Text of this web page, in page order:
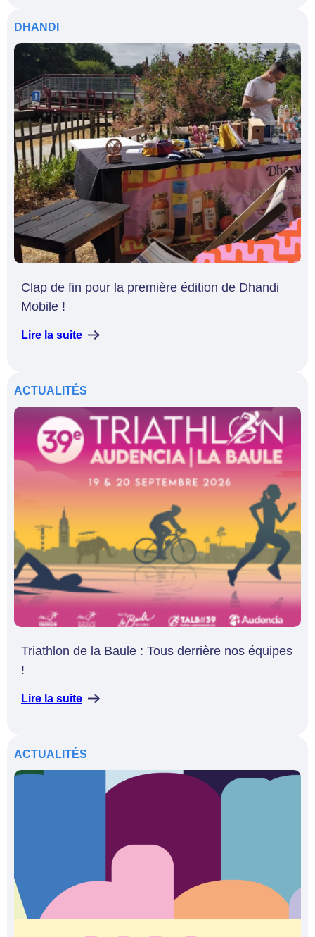
DHANDI
Clap de fin pour la première édition de Dhandi
Mobile !
Lire la suite
ACTUALITÉS
Triathlon de la Baule : Tous derrière nos équipes
!
Lire la suite
ACTUALITÉS